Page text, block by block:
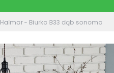
Halmar - Biurko B33 dąb sonoma